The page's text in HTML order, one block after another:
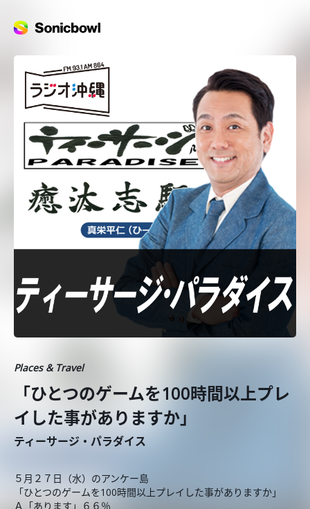
Places & Travel
「ひとつのゲームを100時間以上プレ
イした事がありますか」
ティーサージ・パラダイス
５月２７日（水）のアンケー島
「ひとつのゲームを100時間以上プレイした事がありますか」
Ａ「あります」６６％